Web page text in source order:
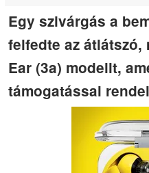
Egy szivárgás a
felfedte az
Ear (3a) modellt,
támogatással